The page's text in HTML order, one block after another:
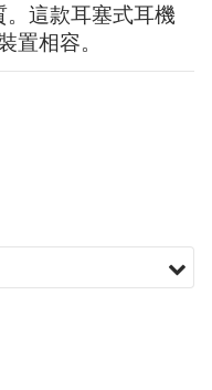
這款耳塞式耳機
置相容。